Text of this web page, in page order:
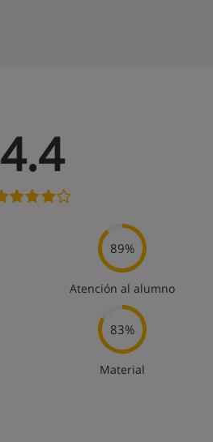
4.4
89%
Atención al alumno
83%
Material